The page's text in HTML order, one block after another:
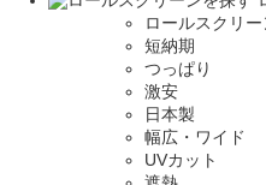
ロールスクリ
短納期
つっぱり
激安
日本製
幅広・ワイド
UVカット